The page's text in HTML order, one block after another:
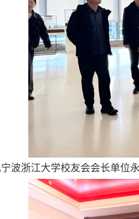
波浙江大学校友会会长单位